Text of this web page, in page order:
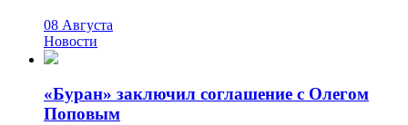
08 Августа
Новости
«Буран» заключил соглашение с Олегом
Поповым